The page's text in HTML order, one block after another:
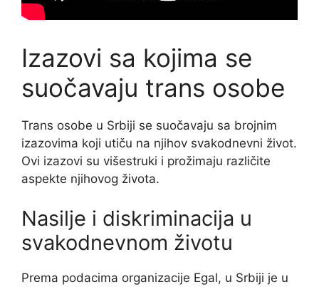
Izazovi sa kojima se
suočavaju trans osobe
Trans osobe u Srbiji se suočavaju sa brojnim
izazovima koji utiču na njihov svakodnevni život.
Ovi izazovi su višestruki i prožimaju različite
aspekte njihovog života.
Nasilje i diskriminacija u
svakodnevnom životu
Prema podacima organizacije Egal, u Srbiji je u